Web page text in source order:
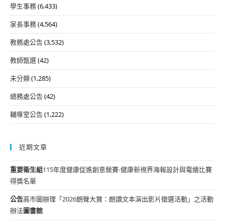
學生事務(6,433)
家長事務(4,564)
教務處公告(3,532)
教師甄選(42)
未分類(1,285)
總務處公告(42)
輔導室公告(1,222)
近期文章
重要衛生組115年度健康促進創意競賽-健康新視界海報設計與電繪比賽
得獎名單
公告高市圖辦理「2026朗聲大賞：朗讀文本演出影片徵選活動」之活動
辦法圖書館